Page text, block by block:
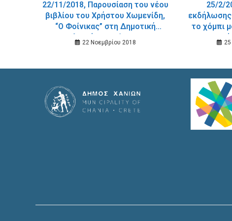
22/11/2018, Παρουσίαση του νέου
βιβλίου του Χρήστου Χωμενίδη,
“Ο Φοίνικας” στη Δημοτική
Βιβλιοθήκη Χανίων, την
Παρασκευή 30 Νοεμβρίου 2018.
22 Νοεμβρίου 2018
25/2/
εκδήλωσης
το χόμπι
25